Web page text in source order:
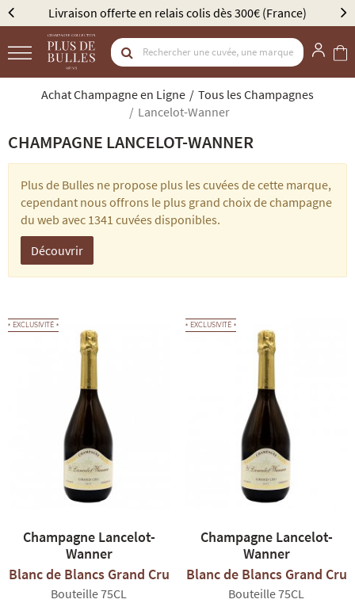
NOS COFFRETS DÉCOUVERTES NOS MEILLEURES VENTES
Livraison offerte en relais colis dès 300€ (France)
Achat Champagne en Ligne
Tous les Champagnes
Lancelot-Wanner
CHAMPAGNE LANCELOT-WANNER
Plus de Bulles ne propose plus les cuvées de cette marque,
cependant nous offrons le plus grand choix de champagne
du web avec 1341 cuvées disponibles.
Découvrir
EXCLUSIVITÉ
Champagne Lancelot-
Wanner
Blanc de Blancs Grand Cru
Bouteille 75CL
EXCLUSIVITÉ
Champagne Lancelot-
Wanner
Blanc de Blancs Grand Cru
Bouteille 75CL